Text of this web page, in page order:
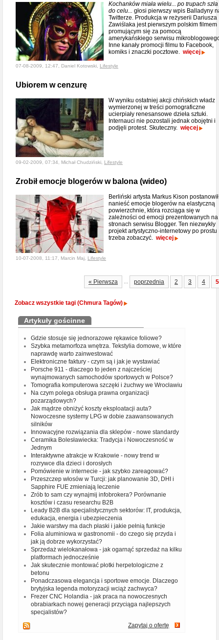
Kochanków miała wielu... po trupach szła
do celu... głosi pierwszy wpis Balladyny
Twitterze. Produkcja w reżyserii Dariusza
Zawiślaka jest pierwszym polskim filmem
promującym się za pomocą
amerykańskiego serwisu
Inne kanały promocji filmu to Facebook,
komiks i znaczki pocztowe. więcej
07-08-2009, 12:47, Daniel Kotowski, Lifestyle
Ubiorem w cenzurę
W wyniku ostatniej akcji chińskich władz
wymierzonej w treści pornograficzne
ucierpiały renesansowe dzieła sztuki.
Internauci nie pozostali jednak obojętni i
podjęli protest. Skuteczny. więcej
09-02-2009, 07:34, Michał Chudziński, Lifestyle
Zrobił emocje blogerów w balona (wideo)
Berliński artysta Markus Kison postanowił
nanieść emocje blogerów na elastyczną
powierzchnie, która rozciąga się w
zależności od emocji prezentowanych na
stronach serwisu Blogger. Ten niezwykły
projekt artystyczno-internetowy po prostu
trzeba zobaczyć. więcej
10-07-2008, 11:17, Marcin Maj, Lifestyle
« Pierwsza ... poprzednia 2 3 4 5
Zobacz wszystkie tagi (Chmura Tagów)
Artykuły gościnne
Gdzie stosuje się jednorazowe rękawice foliowe?
Szybka metamorfoza wnętrza. Tekstylia domowe, w które
naprawdę warto zainwestować
Elektroniczne faktury - czym są i jak je wystawiać
Porsche 911 - dlaczego to jeden z najcześciej
wynajmowanych samochodów sportowych w Polsce?
Tomografia komputerowa szczęki i żuchwy we Wrocławiu
Na czym polega obsługa prawna organizacji
pozarządowych?
Jak mądrze obniżyć koszty eksploatacji auta?
Nowoczesne systemy LPG w dobie zaawansowanych
silników
Innowacyjne rozwiązania dla sklepów - nowe standardy
Ceramika Bolesławiecka: Tradycja i Nowoczesność w
Jednym
Interaktywne atrakcje w Krakowie - nowy trend w
rozrywce dla dzieci i dorosłych
Pomówienie w internecie - jak szybko zareagować?
Przeszczep włosów w Turcji: jak planowanie 3D, DHI i
Sapphire FUE zmieniają leczenie
Zrób to sam czy wynajmij infobrokera? Porównanie
kosztów i czasu researchu B2B
Leady B2B dla specjalistycznych sektorów: IT, produkcja,
edukacja, energia i ubezpieczenia
Jakie warstwy ma dach płaski i jakie pełnią funkcje
Folia aluminiowa w gastronomii - do czego się przyda i
jak ją dobrze wykorzystać?
Sprzedaż wielokanałowa - jak ogarnąć sprzedaż na kilku
platformach jednocześnie
Jak skutecznie montować płotki herpetologiczne z
betonu
Ponadczasowa elegancja i sportowe emocje. Dlaczego
brytyjska legenda motoryzacji wciąż zachwyca?
Frezer CNC Holandia - jak praca na nowoczesnych
obrabiarkach nowej generacji przyciąga najlepszych
specjalistów?
Zapytaj o ofertę